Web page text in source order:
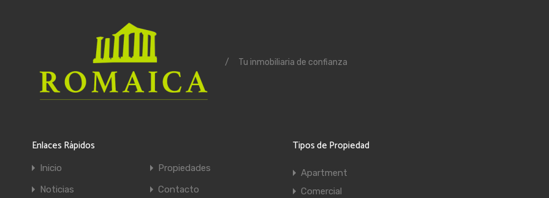
/ Tu inmobiliaria de confianza
Enlaces Rápidos
Inicio
Propiedades
Noticias
Contacto
Tipos de Propiedad
Apartment
Comercial